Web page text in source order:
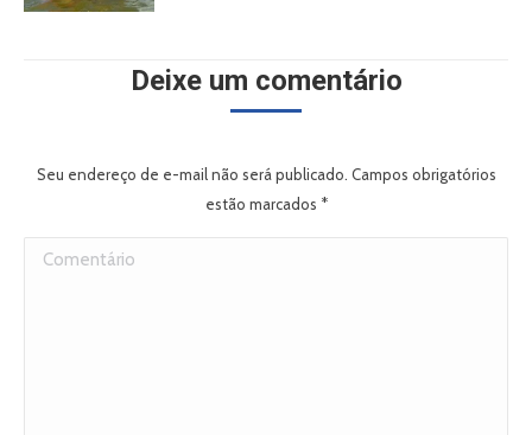
Deixe um comentário
Seu endereço de e-mail não será publicado. Campos obrigatórios
estão marcados *
Comentário